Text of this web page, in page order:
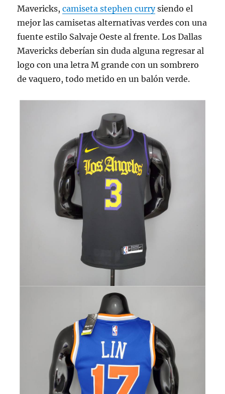
Mavericks,camiseta stephen currysiendo el
mejor las camisetas alternativas verdes con una
fuente estilo Salvaje Oeste al frente. Los Dallas
Mavericks deberían sin duda alguna regresar al
logo con una letra M grande con un sombrero
de vaquero, todo metido en un balón verde.